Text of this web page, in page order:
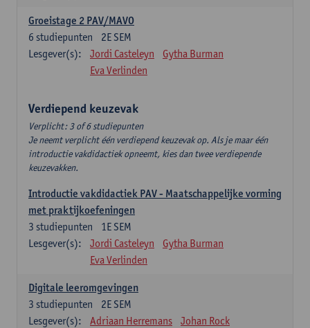
Groeistage 2 PAV/MAVO
2E SEM
6 studiepunten
Lesgever(s):
Jordi Casteleyn
Gytha Burman
Eva Verlinden
Verdiepend keuzevak
Verplicht: 3 of 6 studiepunten
Je neemt verplicht één verdiepend keuzevak op. Als je maar één
introductie vakdidactiek opneemt, kies dan twee verdiepende
keuzevakken.
Introductie vakdidactiek PAV - Maatschappelijke vorming
met praktijkoefeningen
1E SEM
3 studiepunten
Lesgever(s):
Jordi Casteleyn
Gytha Burman
Eva Verlinden
Digitale leeromgevingen
2E SEM
3 studiepunten
Lesgever(s):
Adriaan Herremans Johan Rock